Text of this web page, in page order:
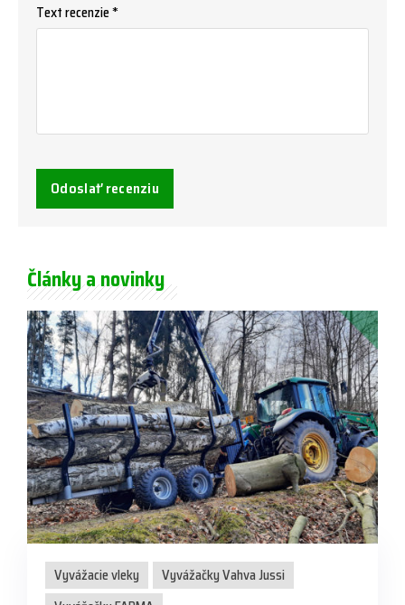
Text recenzie *
Odoslať recenziu
Články a novinky
Vyvážacie vleky
Vyvážačky Vahva Jussi